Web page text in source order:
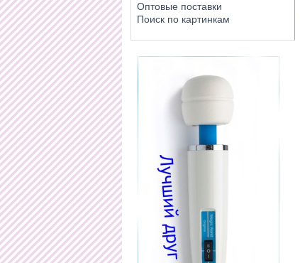
Оптовые поставки
Поиск по картинкам